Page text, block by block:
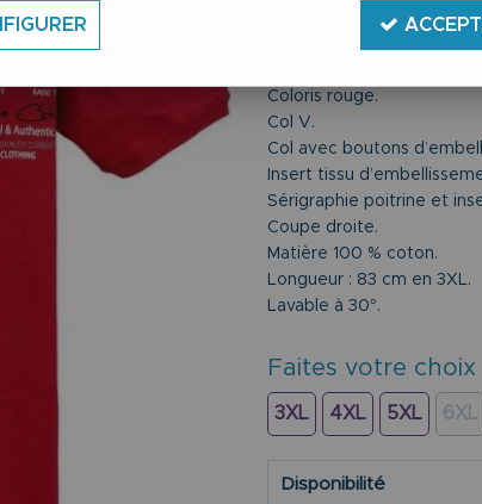
Du 3XL au 8 XL.
Coloris rouge.
Col V.
Col avec boutons
Insert tissu
Sérigraphie poitrine et
Coupe droite.
Matière 100 % coton.
Longueur : 83 cm en 3XL.
Lavable à 30°.
Faites votre choix
3XL 4XL 5XL 6XL
Disponibilité